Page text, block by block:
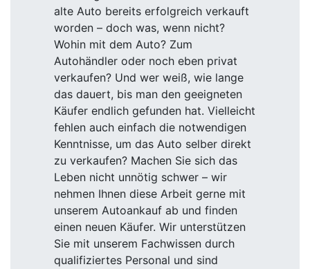
alte Auto bereits erfolgreich verkauft
worden – doch was, wenn nicht?
Wohin mit dem Auto? Zum
Autohändler oder noch eben privat
verkaufen? Und wer weiß, wie lange
das dauert, bis man den geeigneten
Käufer endlich gefunden hat. Vielleicht
fehlen auch einfach die notwendigen
Kenntnisse, um das Auto selber direkt
zu verkaufen? Machen Sie sich das
Leben nicht unnötig schwer – wir
nehmen Ihnen diese Arbeit gerne mit
unserem Autoankauf ab und finden
einen neuen Käufer. Wir unterstützen
Sie mit unserem Fachwissen durch
qualifiziertes Personal und sind